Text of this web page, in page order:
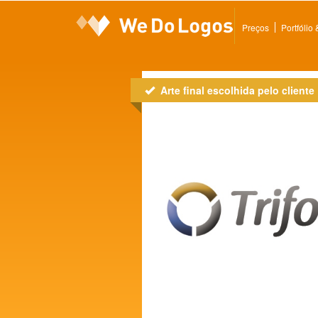
Preços Portfólio
Arte final escolhida pelo cliente